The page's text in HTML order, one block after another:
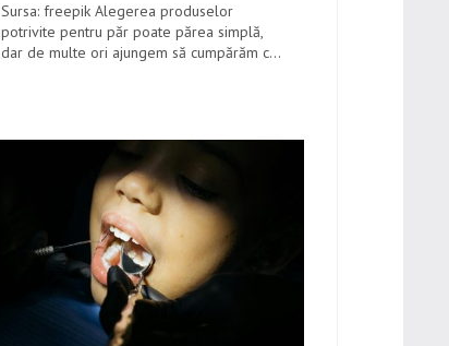
Sursa: freepik Alegerea produselor
potrivite pentru păr poate părea simplă,
dar de multe ori ajungem să cumpărăm c...